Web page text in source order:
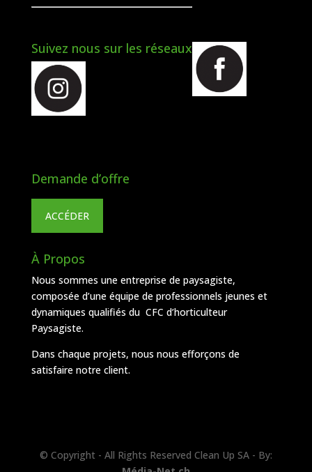
Suivez nous sur les réseaux
Demande d’offre
ACCÉDER
À Propos
Nous sommes une entreprise de paysagiste,
composée d’une équipe de professionnels jeunes et
dynamiques qualifiés du CFC d’horticulteur
Paysagiste.
Dans chaque projets, nous nous efforçons de
satisfaire notre client.
© Copyright - All Rights Reserved Clean Up SA - By: